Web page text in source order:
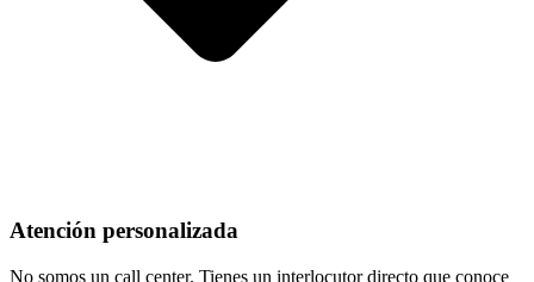
Atención personalizada
No somos un call center. Tienes un interlocutor directo que conoce